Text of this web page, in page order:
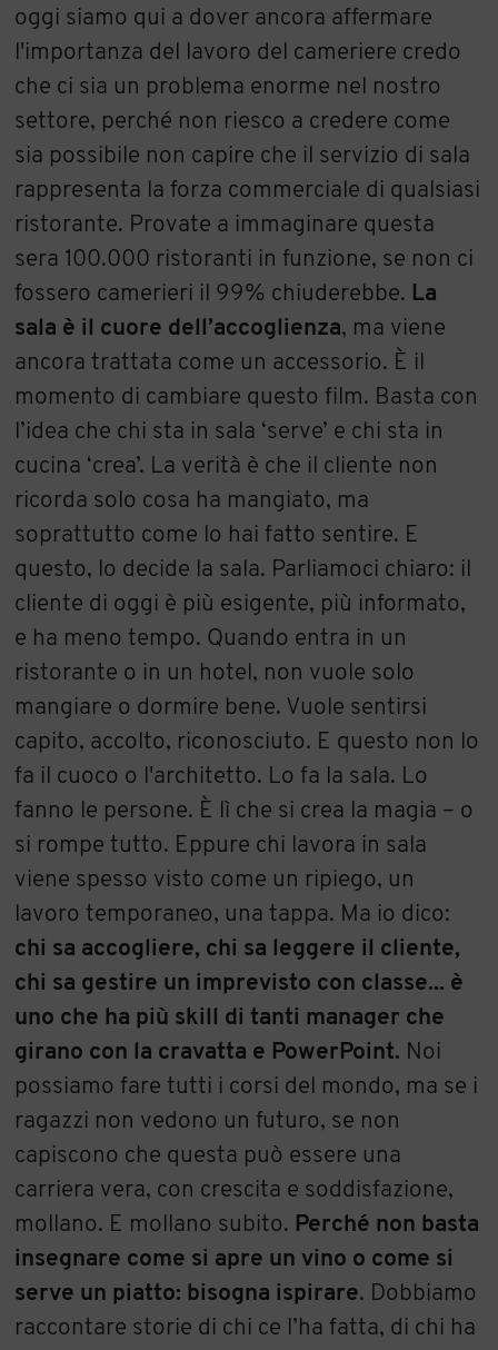
oggi siamo qui a dover ancora affermare
l'importanza del lavoro del cameriere credo
che ci sia un problema enorme nel nostro
settore, perché non riesco a credere come
sia possibile non capire che il servizio di sala
rappresenta la forza commerciale di qualsiasi
ristorante. Provate a immaginare questa
sera 100.000 ristoranti in funzione, se non ci
fossero camerieri il 99% chiuderebbe. La
sala è il cuore dell’accoglienza, ma viene
ancora trattata come un accessorio. È il
momento di cambiare questo film. Basta con
l’idea che chi sta in sala ‘serve’ e chi sta in
cucina ‘crea’. La verità è che il cliente non
ricorda solo cosa ha mangiato, ma
soprattutto come lo hai fatto sentire. E
questo, lo decide la sala. Parliamoci chiaro: il
cliente di oggi è più esigente, più informato,
e ha meno tempo. Quando entra in un
ristorante o in un hotel, non vuole solo
mangiare o dormire bene. Vuole sentirsi
capito, accolto, riconosciuto. E questo non lo
fa il cuoco o l'architetto. Lo fa la sala. Lo
fanno le persone. È lì che si crea la magia – o
si rompe tutto. Eppure chi lavora in sala
viene spesso visto come un ripiego, un
lavoro temporaneo, una tappa. Ma io dico:
chi sa accogliere, chi sa leggere il cliente,
chi sa gestire un imprevisto con classe... è
uno che ha più skill di tanti manager che
girano con la cravatta e PowerPoint. Noi
possiamo fare tutti i corsi del mondo, ma se i
ragazzi non vedono un futuro, se non
capiscono che questa può essere una
carriera vera, con crescita e soddisfazione,
mollano. E mollano subito. Perché non basta
insegnare come si apre un vino o come si
serve un piatto: bisogna ispirare. Dobbiamo
raccontare storie di chi ce l’ha fatta, di chi ha